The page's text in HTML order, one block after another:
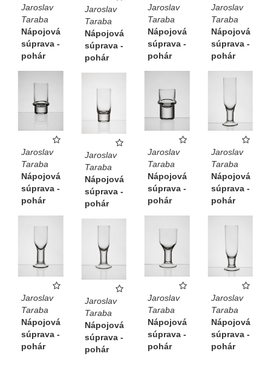
Jaroslav
Taraba
Nápojová
súprava -
pohár
Jaroslav
Taraba
Nápojová
súprava -
pohár
Jaroslav
Taraba
Nápojová
súprava -
pohár
Jaroslav
Taraba
Nápojová
súprava -
pohár
Jaroslav
Taraba
Nápojová
súprava -
pohár
Jaroslav
Taraba
Nápojová
súprava -
pohár
Jaroslav
Taraba
Nápojová
súprava -
pohár
Jaroslav
Taraba
Nápojová
súprava -
pohár
Jaroslav
Taraba
Nápojová
súprava -
pohár
Jaroslav
Taraba
Nápojová
súprava -
pohár
Jaroslav
Taraba
Nápojová
súprava -
pohár
Jaroslav
Taraba
Nápojová
súprava -
pohár